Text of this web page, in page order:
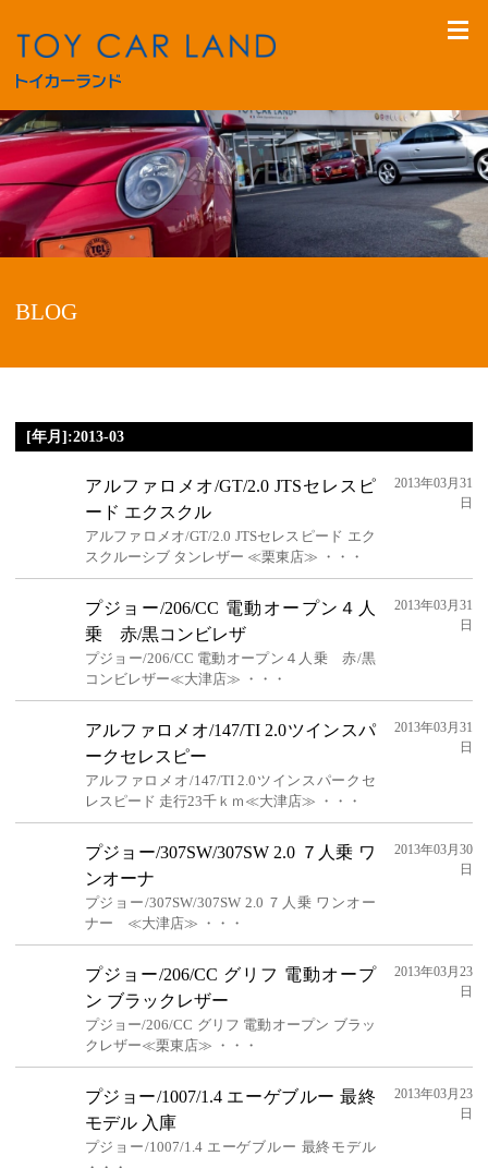
BLOG
[年月]:2013-03
アルファロメオ/GT/2.0 JTSセレスピ
ード エクスクル
アルファロメオ/GT/2.0 JTSセレスピード エク
スクルーシブ タンレザー ≪栗東店≫ ・・・
2013年03月31
日
プジョー/206/CC 電動オープン４人
乗 赤/黒コンビレザ
プジョー/206/CC 電動オープン４人乗 赤/黒
コンビレザー≪大津店≫ ・・・
2013年03月31
日
アルファロメオ/147/TI 2.0ツインスパ
ークセレスピー
アルファロメオ/147/TI 2.0ツインスパークセ
レスピード 走行23千ｋｍ≪大津店≫ ・・・
2013年03月31
日
プジョー/307SW/307SW 2.0 ７人乗 ワ
ンオーナ
プジョー/307SW/307SW 2.0 ７人乗 ワンオー
ナー ≪大津店≫ ・・・
2013年03月30
日
プジョー/206/CC グリフ 電動オープ
ン ブラックレザー
プジョー/206/CC グリフ 電動オープン ブラッ
クレザー≪栗東店≫ ・・・
2013年03月23
日
プジョー/1007/1.4 エーゲブルー 最終
モデル 入庫
プジョー/1007/1.4 エーゲブルー 最終モデル
2013年03月23
日